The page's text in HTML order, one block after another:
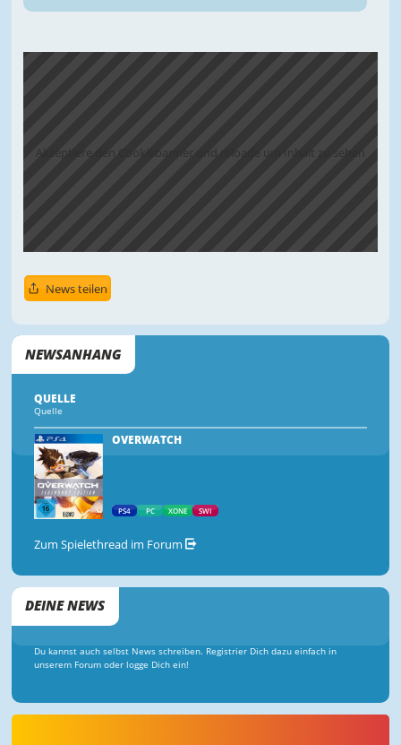
Akzeptiere den Cookiebanner und reloade um Inhalt zu sehen
News teilen
NEWSANHANG
QUELLE
Quelle
OVERWATCH
PS4 PC XONE SWI
Zum Spielethread im Forum
DEINE NEWS
Du kannst auch selbst News schreiben. Registrier Dich dazu einfach in
unserem Forum oder logge Dich ein!